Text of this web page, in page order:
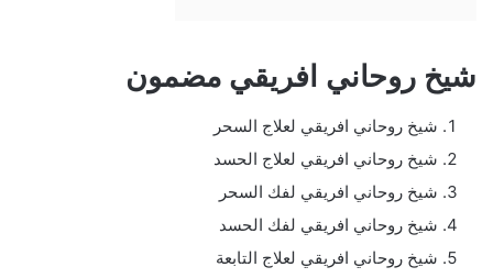
شيخ روحاني افريقي مضمون
شيخ روحاني افريقي لعلاج السحر
شيخ روحاني افريقي لعلاج الحسد
شيخ روحاني افريقي لفك السحر
شيخ روحاني افريقي لفك الحسد
شيخ روحاني افريقي لعلاج التابعة